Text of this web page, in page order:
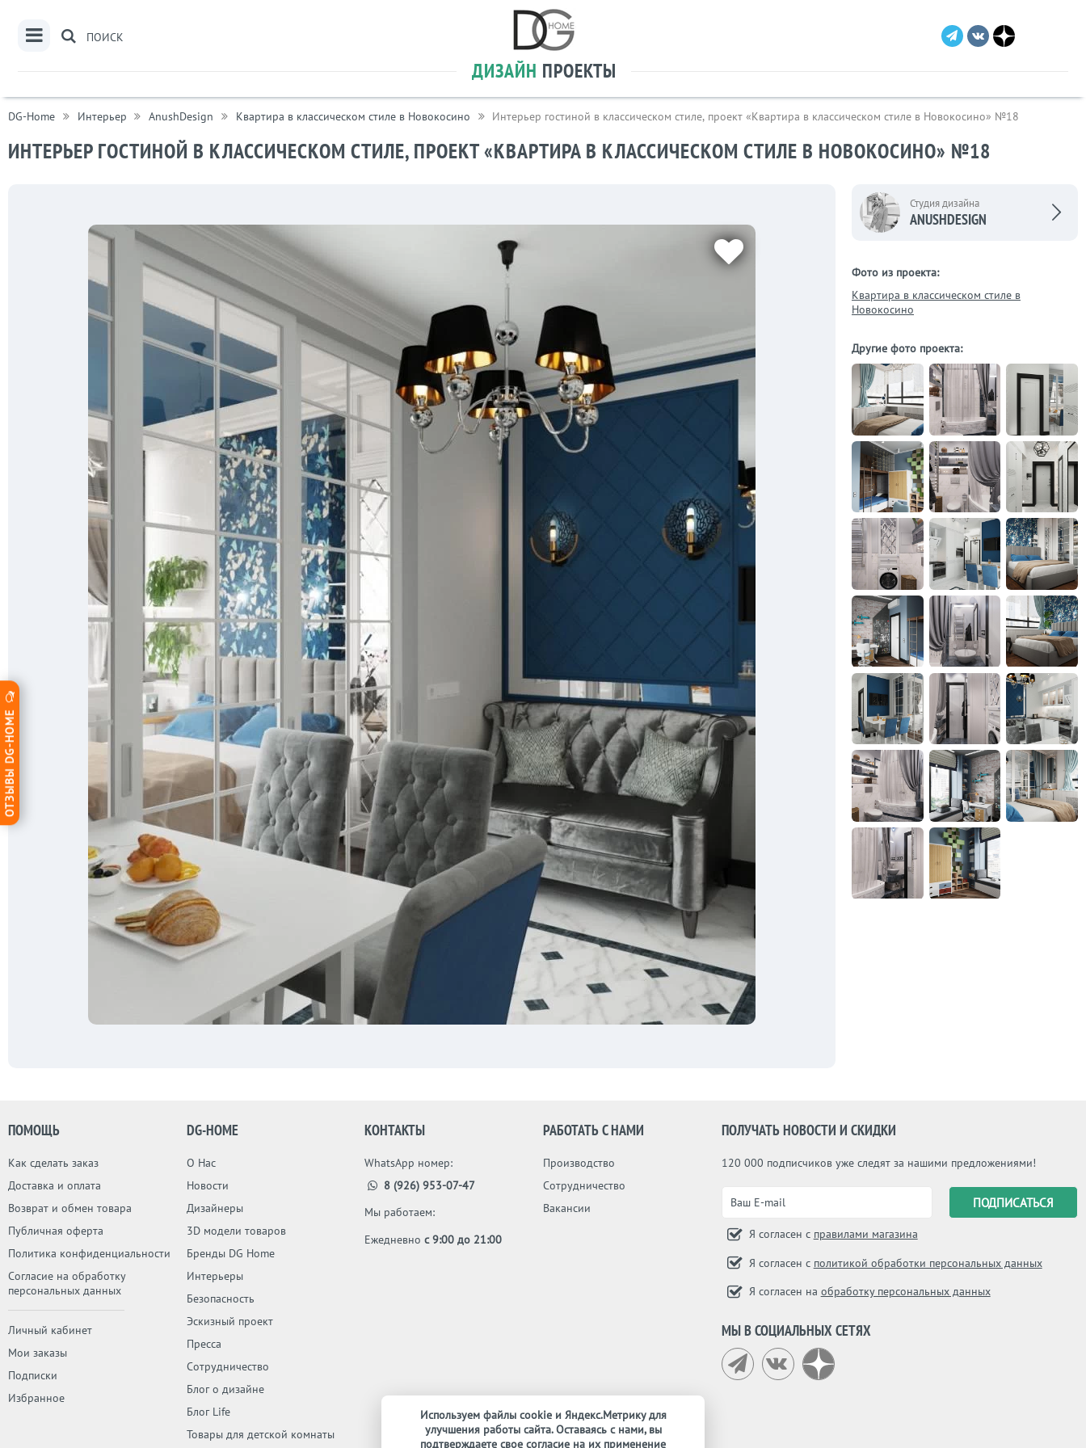
ОТЗЫВЫ DG-HOME
ПОИСК
ДИЗАЙН ПРОЕКТЫ
DG-Home Интерьер AnushDesign Квартира в классическом стиле в Новокосино Интерьер гостиной в классическом стиле, проект «Квартира в классическом стиле в Новокосино» №18
ИНТЕРЬЕР ГОСТИНОЙ В КЛАССИЧЕСКОМ СТИЛЕ, ПРОЕКТ «КВАРТИРА В КЛАССИЧЕСКОМ СТИЛЕ В НОВОКОСИНО» №18
Студия дизайна
ANUSHDESIGN
Фото из проекта:
Квартира в классическом стиле в
Новокосино
Другие фото проекта:
ПОЛУЧАТЬ НОВОСТИ И СКИДКИ
120 000 подписчиков уже следят за нашими предложениями!
Я согласен с правилами магазина
Я согласен с политикой обработки персональных данных
Я согласен на обработку персональных данных
МЫ В СОЦИАЛЬНЫХ СЕТЯХ
ПОМОЩЬ
Как сделать заказ
Доставка и оплата
Возврат и обмен товара
Публичная оферта
Политика конфиденциальности
Согласие на обработку
персональных данных
Личный кабинет
Мои заказы
Подписки
Избранное
DG-HOME
О Нас
Новости
Дизайнеры
3D модели товаров
Бренды DG Home
Интерьеры
Безопасность
Эскизный проект
Пресса
Сотрудничество
Блог о дизайне
Блог Life
Товары для детской комнаты
КОНТАКТЫ
WhatsApp номер:
8 (926) 953-07-47
Мы работаем:
Ежедневнос 9:00 до 21:00
РАБОТАТЬ С НАМИ
Производство
Сотрудничество
Вакансии
Используем файлы cookie и Яндекс.Метрику для
улучшения работы сайта. Оставаясь с нами, вы
подтверждаете свое согласие на их применение